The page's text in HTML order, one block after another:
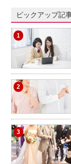
ピックアップ記
1
2
3